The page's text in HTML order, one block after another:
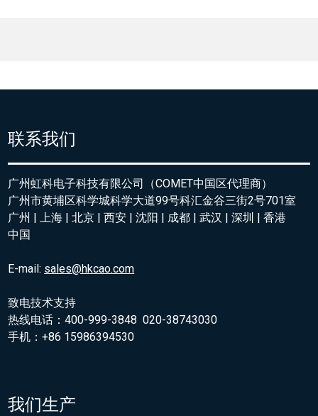
联系我们
广州虹科电子科技有限公司（COMET中国区代理商）
广州市黄埔区科学城科学大道99号科汇金谷三街2号701室
广州 | 上海 | 北京 | 西安 | 沈阳 | 成都 | 武汉 | 深圳 | 香港
中国
E-mail: sales@hkcao.com
致电技术支持
热线电话：400-999-3848 020-38743030
手机：+86 15986394530
我们生产